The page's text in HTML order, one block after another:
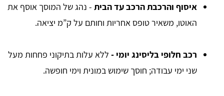
איסוף והרכבת הרכב עד הבית - נהג של המוסך אוסף את
האוטו, משאיר טופס אחריות וחותם על ק”מ יציאה.
רכב חלופי בליסינג יומי - ללא עלות בתיקוני פחחות מעל
שני ימי עבודה; חוסך שימוש במונית וימי חופשה.